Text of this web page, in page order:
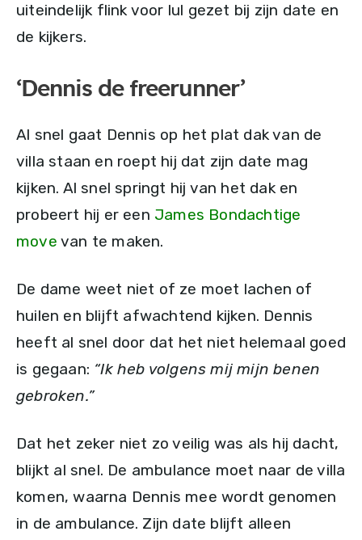
uiteindelijk flink voor lul gezet bij zijn date en
de kijkers.
‘Dennis de freerunner’
Al snel gaat Dennis op het plat dak van de
villa staan en roept hij dat zijn date mag
kijken. Al snel springt hij van het dak en
probeert hij er een James Bondachtige
move van te maken.
De dame weet niet of ze moet lachen of
huilen en blijft afwachtend kijken. Dennis
heeft al snel door dat het niet helemaal goed
is gegaan: “Ik heb volgens mij mijn benen
gebroken.”
Dat het zeker niet zo veilig was als hij dacht,
blijkt al snel. De ambulance moet naar de villa
komen, waarna Dennis mee wordt genomen
in de ambulance. Zijn date blijft alleen